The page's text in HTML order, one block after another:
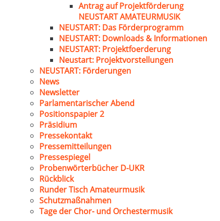
Antrag auf Projektförderung
NEUSTART AMATEURMUSIK
NEUSTART: Das Förderprogramm
NEUSTART: Downloads & Informationen
NEUSTART: Projektfoerderung
Neustart: Projektvorstellungen
NEUSTART: Förderungen
News
Newsletter
Parlamentarischer Abend
Positionspapier 2
Präsidium
Pressekontakt
Pressemitteilungen
Pressespiegel
Probenwörterbücher D-UKR
Rückblick
Runder Tisch Amateurmusik
Schutzmaßnahmen
Tage der Chor- und Orchestermusik